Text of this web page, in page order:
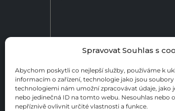
Spravovat Souhlas s
Abychom poskytli co nejlepší služby, používáme k
informacím o zařízení, technologie jako jsou
technologiemi nám umožní zpracovávat údaje, jako
nebo jedinečná ID na tomto webu. Nesouhlas nebo
nepříznivě ovlivnit určité vlastnosti a funkce.
Poslat zprávu